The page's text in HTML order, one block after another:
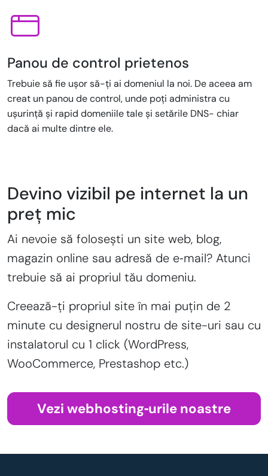
Panou de control prietenos
Trebuie să fie ușor să-ți ai domeniul la noi. De aceea am
creat un panou de control, unde poți administra cu
ușurință și rapid domeniile tale și setările DNS- chiar
dacă ai multe dintre ele.
Devino vizibil pe internet la un
preț mic
Ai nevoie să folosești un site web, blog,
magazin online sau adresă de e‑mail? Atunci
trebuie să ai propriul tău domeniu.
Creează-ți propriul site în mai puțin de 2
minute cu designerul nostru de site-uri sau cu
instalatorul cu 1 click (WordPress,
WooCommerce, Prestashop etc.)
Vezi webhosting‑urile noastre